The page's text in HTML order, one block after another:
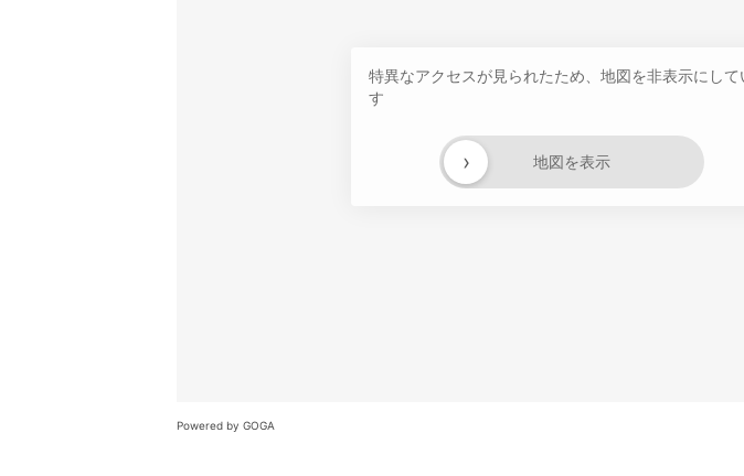
特異なアクセスが見られたため、地図を非表示にして
す
地図を表示
›
Powered by GOGA